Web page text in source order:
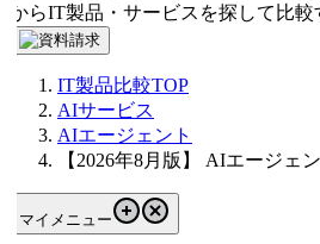
らIT製品・サービスを探して比較
IT製品比較TOP
AIサービス
AIエージェント
【2026年8月版】 AIエージェン
マイメニュー